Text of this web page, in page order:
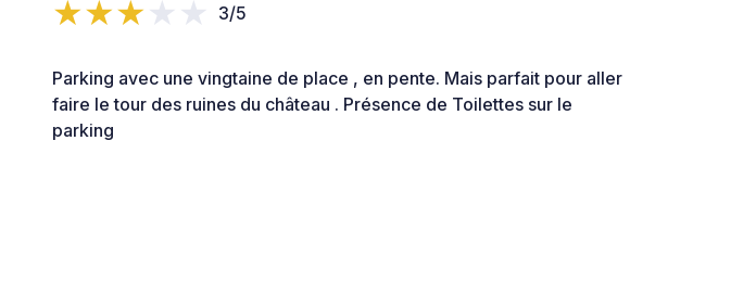
3/5
Parking avec une vingtaine de place , en pente. Mais parfait pour aller
faire le tour des ruines du château . Présence de Toilettes sur le
parking